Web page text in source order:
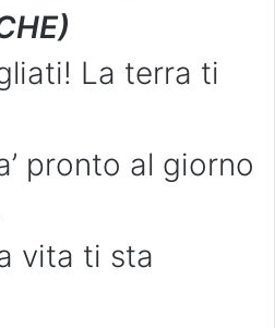
La terra ti
pronto al giorno
vita ti sta